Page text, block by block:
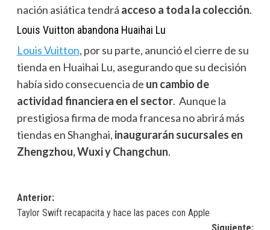
nación asiática tendrá acceso a toda la colección.
Louis Vuitton abandona Huaihai Lu
Louis Vuitton, por su parte, anunció el cierre de su
tienda en Huaihai Lu, asegurando que su decisión
había sido consecuencia de un cambio de
actividad financiera en el sector. Aunque la
prestigiosa firma de moda francesa no abrirá más
tiendas en Shanghai, inaugurarán sucursales en
Zhengzhou, Wuxi y Changchun.
Navegación
de
Anterior:
Taylor Swift recapacita y hace las paces con Apple
Siguiente: